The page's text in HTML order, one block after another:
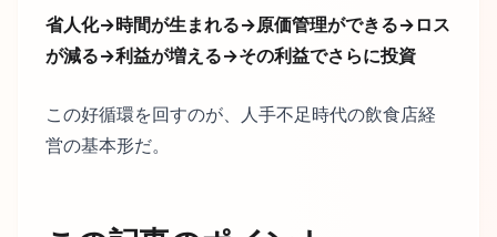
省人化→時間が生まれる→原価管理ができる→ロス
が減る→利益が増える→その利益でさらに投資
この好循環を回すのが、人手不足時代の飲食店経
営の基本形だ。